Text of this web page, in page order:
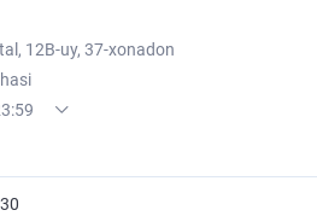
12B-uy, 37-xonadon